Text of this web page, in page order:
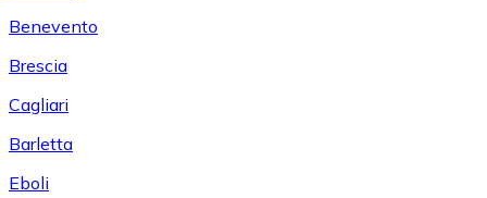
Benevento
Brescia
Cagliari
Barletta
Eboli